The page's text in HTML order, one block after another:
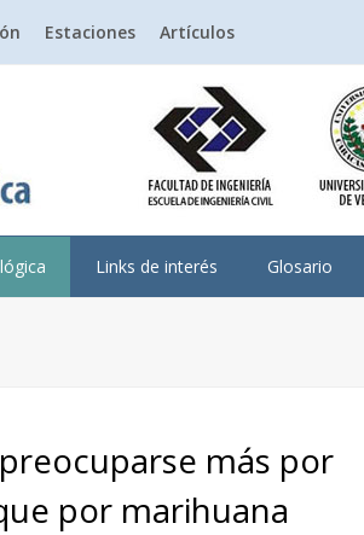
Estaciones Artículos
Links de interés Glosario
más por
por marihuana